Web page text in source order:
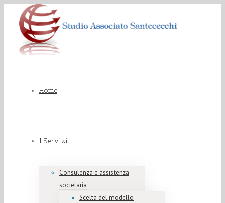
Home
I Servizi
Consulenza e assistenza
societaria
Scelta del modello